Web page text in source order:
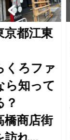
京都江東
くろファ
ら知って
？
橋商店街